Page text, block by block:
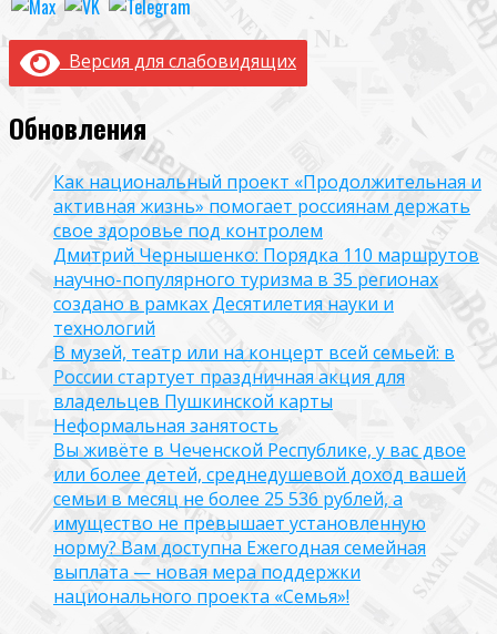
Версия для слабовидящих
Обновления
Как национальный проект «Продолжительная и
активная жизнь» помогает россиянам держать
свое здоровье под контролем
Дмитрий Чернышенко: Порядка 110 маршрутов
научно-популярного туризма в 35 регионах
создано в рамках Десятилетия науки и
технологий
В музей, театр или на концерт всей семьей: в
России стартует праздничная акция для
владельцев Пушкинской карты
Неформальная занятость
Вы живёте в Чеченской Республике, у вас двое
или более детей, среднедушевой доход вашей
семьи в месяц не более 25 536 рублей, а
имущество не превышает установленную
норму? Вам доступна Ежегодная семейная
выплата — новая мера поддержки
национального проекта «Семья»!